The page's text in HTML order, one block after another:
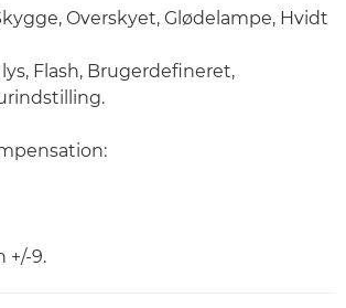
Overskyet, Glødelampe, Hvidt
Flash, Brugerdefineret,
+/-9.